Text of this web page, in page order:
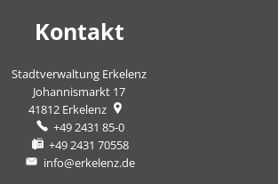
Kontakt
Stadtverwaltung Erkelenz
Johannismarkt 17
41812 Erkelenz
+49 2431 85-0
+49 2431 70558
info@erkelenz.de